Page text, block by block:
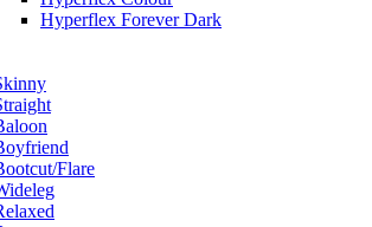
Hyperflex Forever Dark
Flare